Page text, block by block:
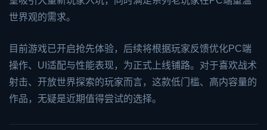
世界观的需求。
目前游戏已开启抢先体验，后续将根据玩家反馈优化PC端
操作、UI适配与性能表现，为正式上线铺路。对于喜欢战术
射击、开放世界探索的玩家而言，这款低门槛、高内容量的
作品，无疑是近期值得尝试的选择。